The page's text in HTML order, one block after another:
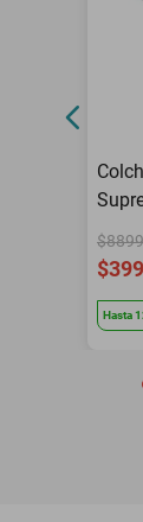
$8899
Hasta